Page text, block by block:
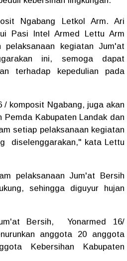
Ngabang Letkol Arm. Ari
Pasi Intel Armed Lettu Arm
pelaksanaan kegiatan Jum'at
ini, semoga dapat
terhadap kepedulian pada
/ komposit Ngabang, juga akan
Pemda Kabupaten Landak dan
setiap pelaksanaan kegiatan
diselenggarakan," kata Lettu
pelaksanaan Jum'at Bersih
sehingga diguyur hujan
Bersih, Yonarmed 16/
anggota 20 anggota
Kebersihan Kabupaten